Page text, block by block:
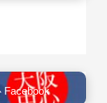
Facebook